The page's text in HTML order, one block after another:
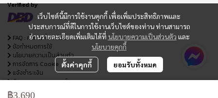
฿3,690
เว็บไซต์นี้มีการใช้งานคุกกี้ เพื่อเพิ่มประสิทธิภาพและ
ประสบการณ์ที่ดีในการใช้งานเว็บไซต์ของท่าน ท่านสามารถ
อ่านรายละเอียดเพิ่มเติมได้ที่ นโยบายความเป็นส่วนตัว และ
นโยบายคุกกี้
ตั้งค่าคุกกี้ ยอมรับทั้งหมด
Verified by
FAQ : คำถามที่พบบ่อย
ข้อกำหนดการใช้
นโยบายความเป็นส่วนตัว
การจัดการ Cookie
แจ้งชำระเงิน
ติดตามสถานะออเดอร์
ใบเสนอราคา